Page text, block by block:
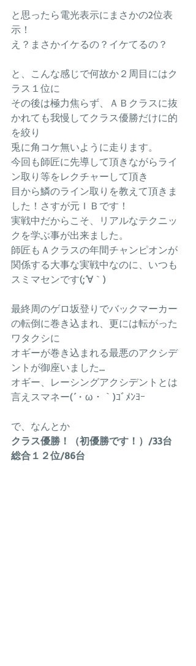
と思ったら電光表示にまさかの2位表
示！
え？まさかイケるの？イケてるの？
と、こんな感じで何故か２周目にはク
ラス１位に
その後は極力焦らず、ＡＢクラスに抜
かれても我慢してクラス優勝だけに的
を絞り
兎に角コケ無いように走ります。
今回も師匠に先導して頂きながらライ
ン取り等をレクチャーして頂き
目から鱗のライン取りを教えて頂きま
した！さすが元ＩＢです！
実戦中だからこそ、リアルなテクニッ
クを学ぶ事が出来ました。
師匠もＡクラスの年間チャンピオンが
関係する大事な実戦中なのに、いつも
スミマセンです(;´∀｀)
最終周のゲロ坂登りでバックマーカー
の転倒に巻き込まれ、更には転がった
ワタクシに
オギーが巻き込まれる最悪のアクシデ
ントが御座いました…
オギー、レーシングアクシデントとは
言えスマネー(´・ω・｀)ｺﾞﾒﾝﾖｰ
で、なんとか
クラス優勝！（初優勝です！）/33台
総合１２位/86台